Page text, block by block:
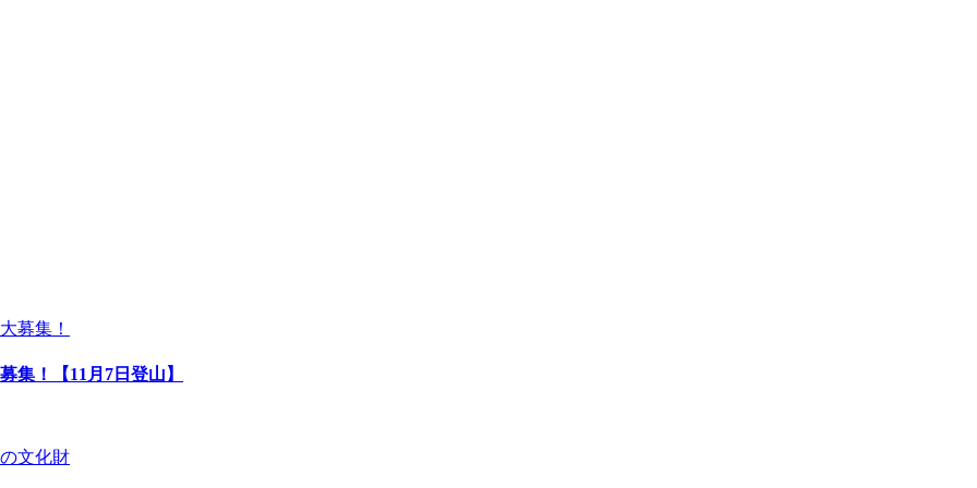
！【11月7日登山】